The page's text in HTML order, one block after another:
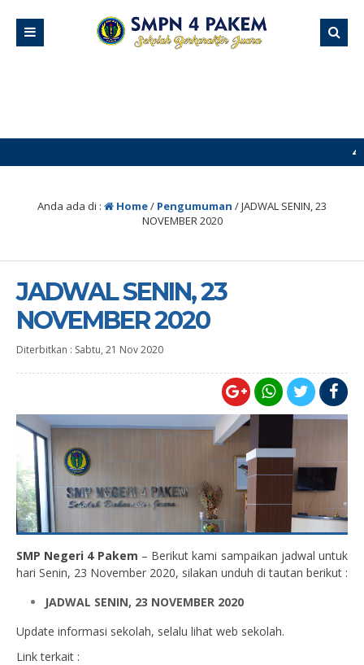
4 minggu
Anda ada di : Home/ Pengumuman /JADWAL SENIN, 23
NOVEMBER 2020
JADWAL SENIN, 23
NOVEMBER 2020
Diterbitkan : Sabtu, 21 Nov 2020
SMP Negeri 4 Pakem – Berikut kami sampaikan jadwal untuk
hari Senin, 23 November 2020, silakan unduh di tautan berikut :
JADWAL SENIN, 23 NOVEMBER 2020
Update informasi sekolah, selalu lihat web sekolah.
Link terkait :